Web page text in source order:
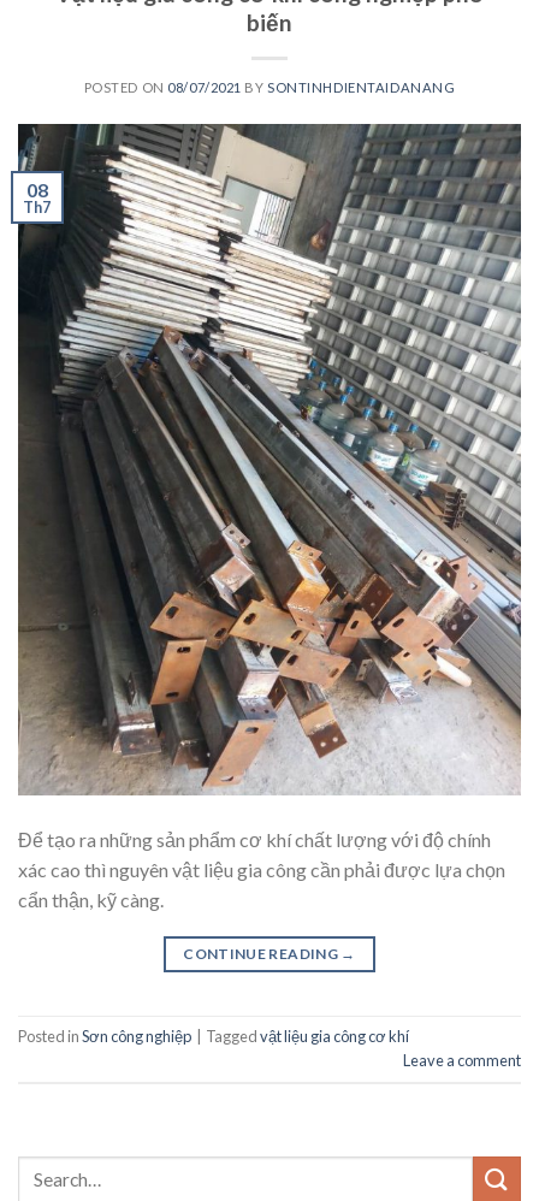
biến
POSTED ON 08/07/2021 BYSONTINHDIENTAIDANANG
08
Th7
Để tạo ra những sản phẩm cơ khí chất lượng với độ chính
xác cao thì nguyên vật liệu gia công cần phải được lựa chọn
cẩn thận, kỹ càng.
CONTINUE READING →
Posted inSơn công nghiệp Taggedvật liệu gia công cơ khí
Leave a comment